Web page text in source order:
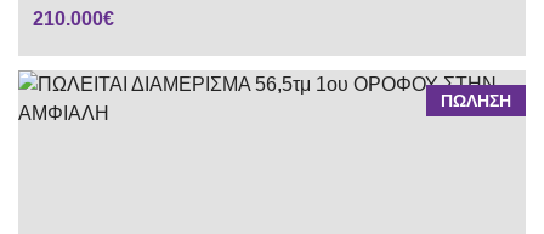
210.000€
ΠΩΛΗΣΗ